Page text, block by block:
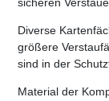
Diverse
größere
sind in der
Material der